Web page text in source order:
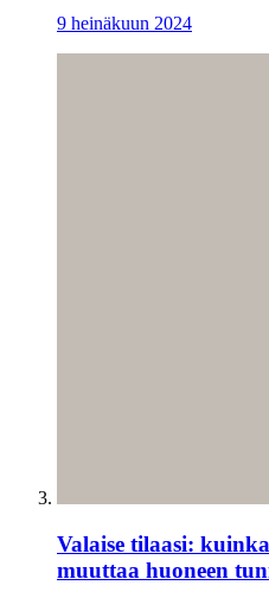
9 heinäkuun 2024
Valaise tilaasi:
muuttaa huoneen